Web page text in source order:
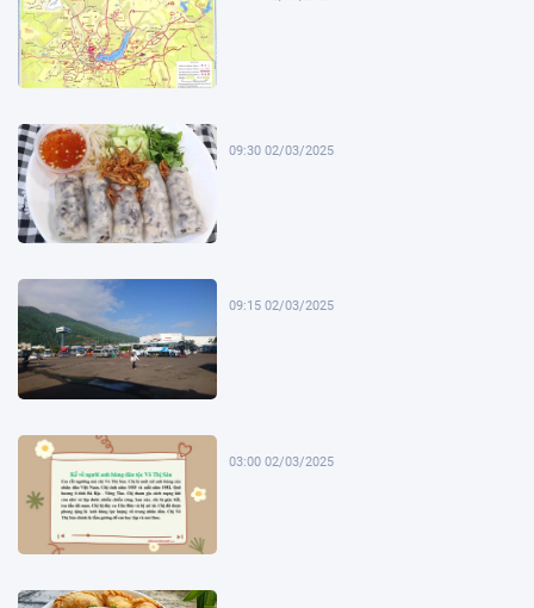
09:30 02/03/2025
09:15 02/03/2025
03:00 02/03/2025